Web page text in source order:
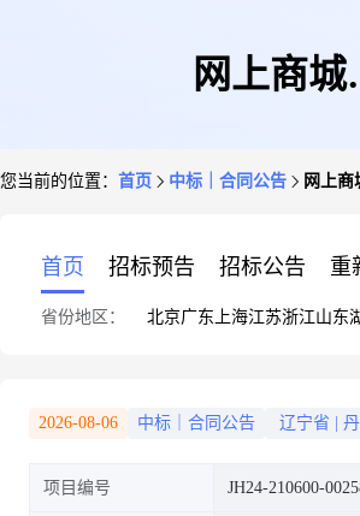
网上商城
您当前的位置： 首页 中标｜合同公告 网上商
首页 招标预告 招标公告 重
省份地区： 北京广东 上海江苏浙江山东
2026-08-06 中标｜合同公告 辽宁省
项目编号 JH24-210600-